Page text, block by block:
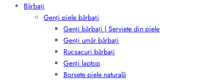
Bărbați
Genți piele bărbați
Genți bărbați | Serviete din piele
Genți umăr bărbați
Rucsacuri bărbați
Genți laptop
Borsete piele naturală